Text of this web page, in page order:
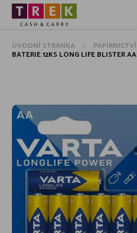
ÚVODNÍ STRÁNKA PAPÍRNICTVÍ
BATERIE 12KS LONG LIFE BLISTER AA